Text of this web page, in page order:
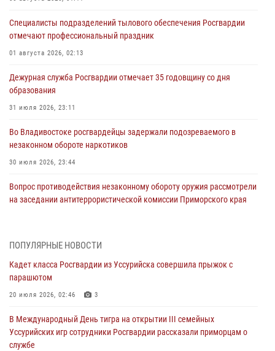
Специалисты подразделений тылового обеспечения Росгвардии
отмечают профессиональный праздник
01 августа 2026, 02:13
Дежурная служба Росгвардии отмечает 35 годовщину со дня
образования
31 июля 2026, 23:11
Во Владивостоке росгвардейцы задержали подозреваемого в
незаконном обороте наркотиков
30 июля 2026, 23:44
Вопрос противодействия незаконному обороту оружия рассмотрели
на заседании антитеррористической комиссии Приморского края
Во Владивостоке во дворе жилого дома сотрудники
29 июля 2026, 01:17
В День Крещения Руси в Князь-Владимирском храме – Главном
ходом
28 июля 2026, 10:29 3
ПОПУЛЯРНЫЕ НОВОСТИ
Кадет класса Росгвардии из Уссурийска совершила прыжок с
парашютом
20 июля 2026, 02:46 3
В Международный День тигра на открытии III семейных
Уссурийских игр сотрудники Росгвардии рассказали приморцам о
службе